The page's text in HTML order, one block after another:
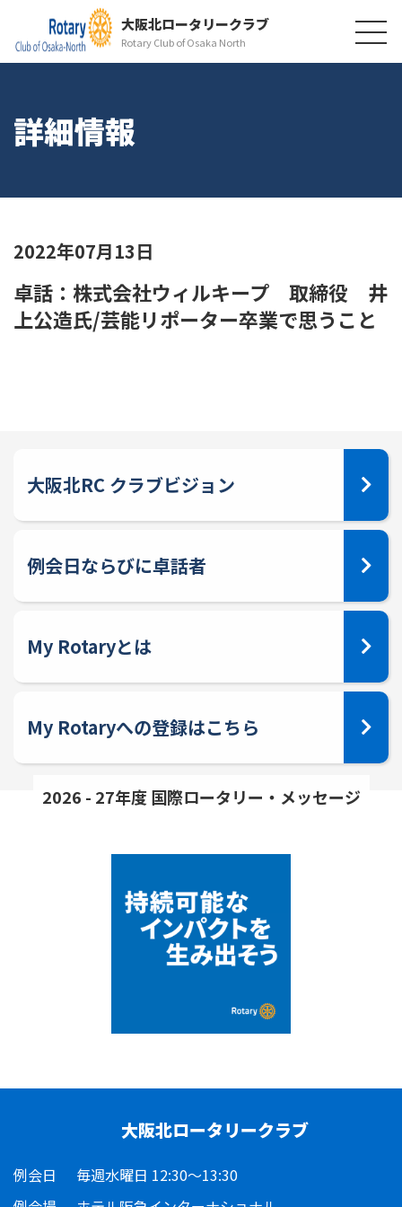
大阪北ロータリークラブ
Rotary Club of Osaka North
詳細情報
2022年07月13日
卓話：株式会社ウィルキープ 取締役 井
上公造氏/芸能リポーター卒業で思うこと
大阪北RC クラブビジョン
例会日ならびに卓話者
My Rotaryとは
My Rotaryへの登録はこちら
2026 - 27年度 国際ロータリー・メッセージ
大阪北ロータリークラブ
例会日
毎週水曜日 12:30～13:30